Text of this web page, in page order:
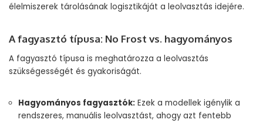
élelmiszerek tárolásának logisztikáját a leolvasztás idejére.
A fagyasztó típusa: No Frost vs. hagyományos
A fagyasztó típusa is meghatározza a leolvasztás
szükségességét és gyakoriságát.
Hagyományos fagyasztók: Ezek a modellek igénylik a
rendszeres, manuális leolvasztást, ahogy azt fentebb